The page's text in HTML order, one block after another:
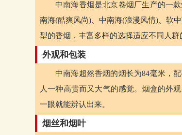
中南海香烟是北京卷烟厂生产的一
南海(酷爽风尚)、中南海(浪漫风情)、软
型的香烟，丰富多样的选择适应不同人
外观和包装
中南海超然香烟的烟长为84毫米，
人一种高贵而又大气的感觉。烟盒的外
一眼就能辨认出来。
烟丝和烟叶